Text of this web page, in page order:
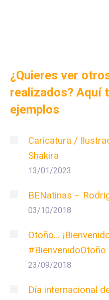
¿Quieres ver
realizados? Aquí
ejemplos
Caricatura /
Shakira
13/01/2023
BENatinas –
03/10/2018
Otoño…
#BienvenidoOtoño
23/09/2018
Día internacional